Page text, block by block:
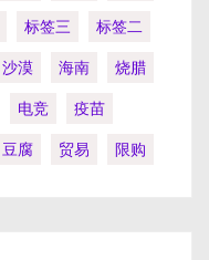
标签三
标签二
沙漠 海南
烧腊
电竞
疫苗
豆腐 贸易 限购